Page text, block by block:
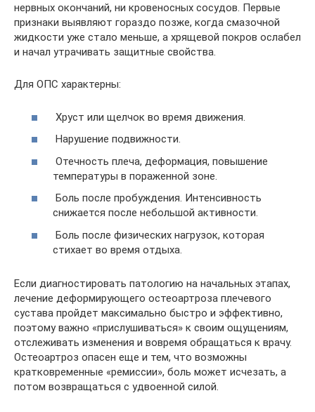
нервных окончаний, ни кровеносных сосудов. Первые
признаки выявляют гораздо позже, когда смазочной
жидкости уже стало меньше, а хрящевой покров ослабел
и начал утрачивать защитные свойства.
Для ОПС характерны:
Хруст или щелчок во время движения.
Нарушение подвижности.
Отечность плеча, деформация, повышение
температуры в пораженной зоне.
Боль после пробуждения. Интенсивность
снижается после небольшой активности.
Боль после физических нагрузок, которая
стихает во время отдыха.
Если диагностировать патологию на начальных этапах,
лечение деформирующего остеоартроза плечевого
сустава пройдет максимально быстро и эффективно,
поэтому важно «прислушиваться» к своим ощущениям,
отслеживать изменения и вовремя обращаться к врачу.
Остеоартроз опасен еще и тем, что возможны
кратковременные «ремиссии», боль может исчезать, а
потом возвращаться с удвоенной силой.